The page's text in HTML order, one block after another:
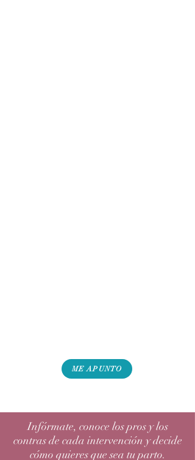
ME APUNTO
Infórmate, conoce los pros y los
contras de cada intervención y decide
cómo quieres que sea tu parto.